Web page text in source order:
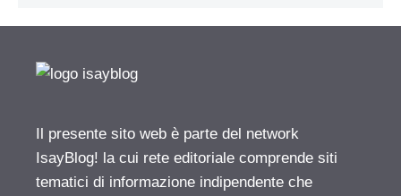
Il presente sito web è parte del network
IsayBlog! la cui rete editoriale comprende siti
tematici di informazione indipendente che